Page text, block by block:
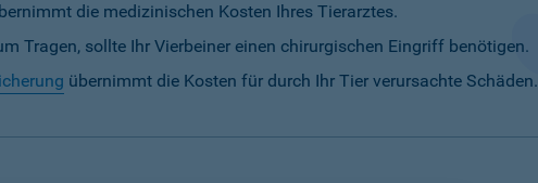
die medizinischen Kosten Ihres Tierarztes.
Tragen, sollte Ihr Vierbeiner einen chirurgischen Eingriff benötigen.
übernimmt die Kosten für durch Ihr Tier verursachte Schäden.